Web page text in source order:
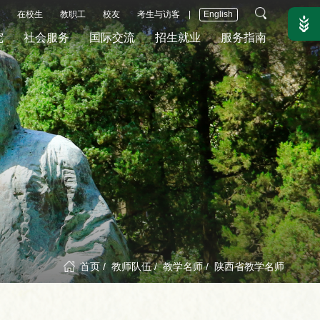
在校生 教职工 校友 考生与访客 | English
社会服务 国际交流 招生就业 服务指南
首页 / 教师队伍 / 教学名师 / 陕西省教学名师